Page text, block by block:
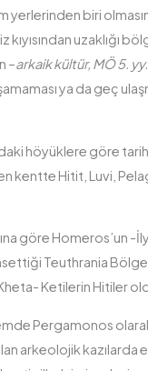
yerlerinden biri
kıyısından uzaklığı
–arkaik kültür, MÖ 5.
ya da geç
höyüklere göre
kentte Hitit, Luvi,
göre Homeros’un -
Teuthrania
Kheta- Ketilerin Hitiler
Pergamonos olarak
arkeolojik kazılarda